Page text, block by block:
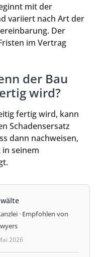
mit der
variiert nach Art der
Der
im Vertrag
der Bau
wird?
fertig wird, kann
Schadensersatz
dann nachweisen,
seinem
· Empfohlen von
2026